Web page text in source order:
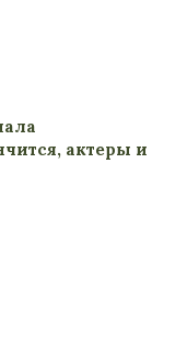
актеры и